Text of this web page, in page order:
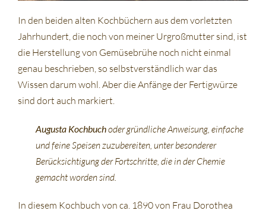
In den beiden alten Kochbüchern aus dem vorletzten
Jahrhundert, die noch von meiner Urgroßmutter sind, ist
die Herstellung von Gemüsebrühe noch nicht einmal
genau beschrieben, so selbstverständlich war das
Wissen darum wohl. Aber die Anfänge der Fertigwürze
sind dort auch markiert.
Augusta Kochbuchoder gründliche Anweisung, einfache
und feine Speisen zuzubereiten, unter besonderer
Berücksichtigung der Fortschritte, die in der Chemie
gemacht worden sind.
In diesem Kochbuch von ca. 1890 von Frau Dorothea